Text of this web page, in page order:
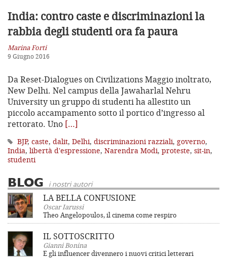
India: contro caste e discriminazionila
rabbia degli studenti ora fa paura
Marina Forti
9 Giugno 2016
Da Reset-Dialogues on Civilizations Maggio inoltrato,
New Delhi. Nel campus della Jawaharlal Nehru
University un gruppo di studenti ha allestito un
piccolo accampamento sotto il portico d’ingresso al
rettorato. Uno […]
BJP, caste, dalit, Delhi, discriminazioni razziali, governo,
India, libertà d'espressione, Narendra Modi, proteste, sit-in,
studenti
BLOG i nostri autori
LA BELLA CONFUSIONE
Oscar Iarussi
Theo Angelopoulos, il cinema come respiro
IL SOTTOSCRITTO
Gianni Bonina
E gli influencer divennero i nuovi critici letterari